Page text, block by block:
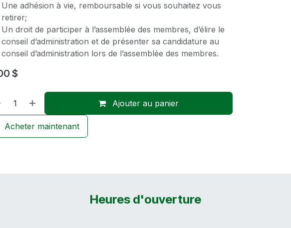
Une adhésion à vie, remboursable si vous souhaitez vous
retirer;
Un droit de participer à l’assemblée des membres, d’élire le
conseil d’administration et de présenter sa candidature au
conseil d’administration lors de l’assemblée des membres.
$
Ajouter au panier
Acheter maintenant
Heures d'ouverture